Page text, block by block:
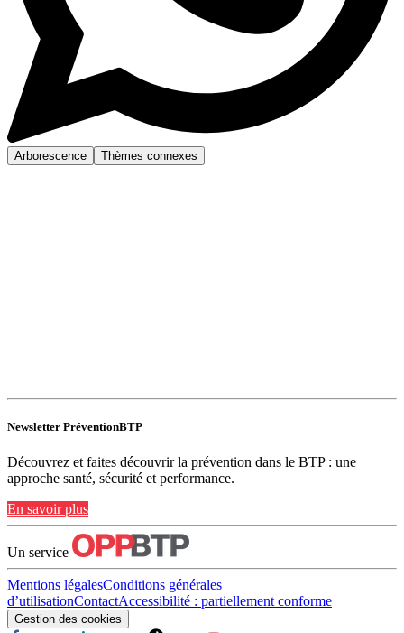
Arborescence Thèmes connexes
Newsletter PréventionBTP
Découvrez et faites découvrir la prévention dans le BTP : une
approche santé, sécurité et performance.
En savoir plus
Un service
Mentions légalesConditions générales
d’utilisationContactAccessibilité : partiellement conforme
Gestion des cookies